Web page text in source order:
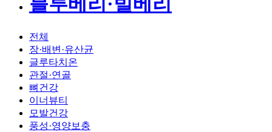
전체
장·배변·유산균
글루타치온
관절·연골
뼈건강
이너뷰티
모발건강
풍성·영양보충